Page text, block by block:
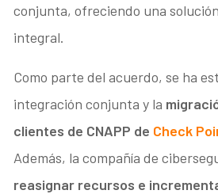
conjunta, ofreciendo una
integral.
Como parte del acuerdo, se ha
integración conjunta y la
clientes de CNAPP de Check
Además, la compañía de
reasignar recursos e